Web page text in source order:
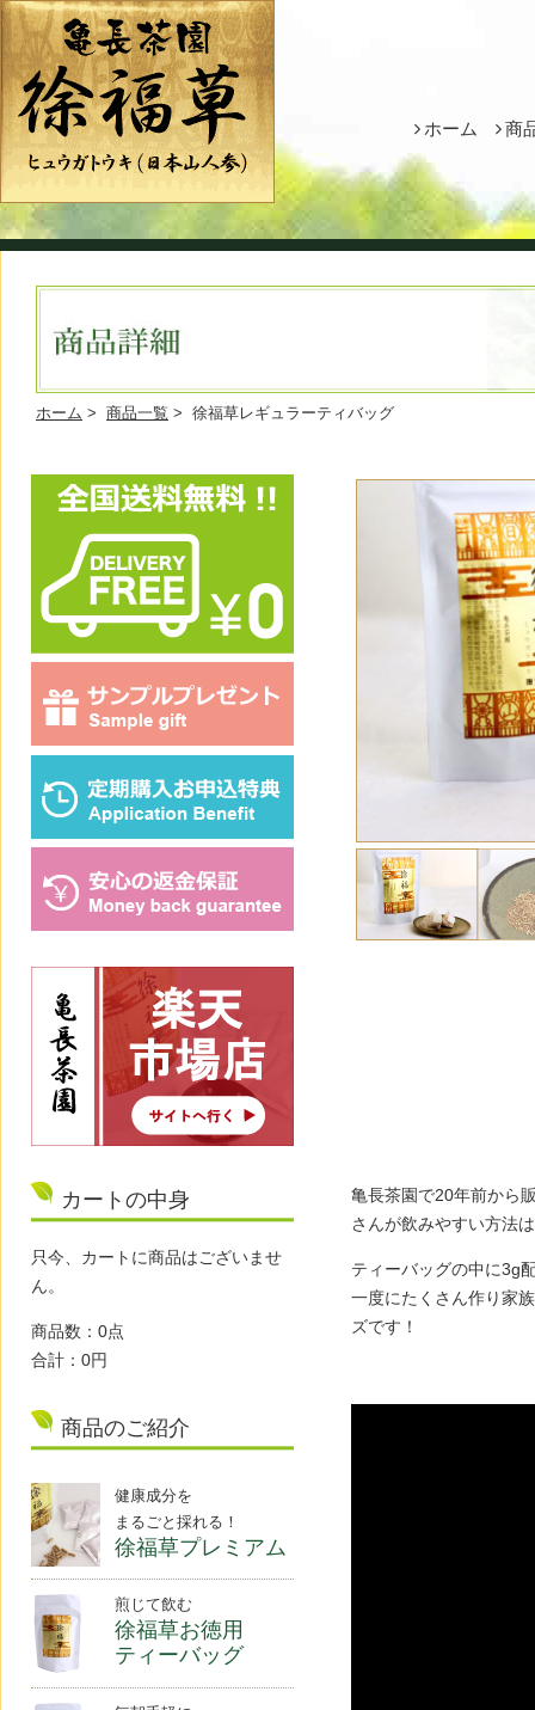
ホーム 商
ホーム > 商品一覧 > 徐福草レギュラーティバッグ
亀長茶園で20年前から
さんが飲みやすい方法
ティーバッグの中に3g
一度にたくさん作り家
ズです！
カートの中身
只今、カートに商品はございませ
ん。
商品数：0点
合計：0円
商品のご紹介
健康成分を
まるごと採れる！
徐福草プレミアム
煎じて飲む
徐福草お徳用
ティーバッグ